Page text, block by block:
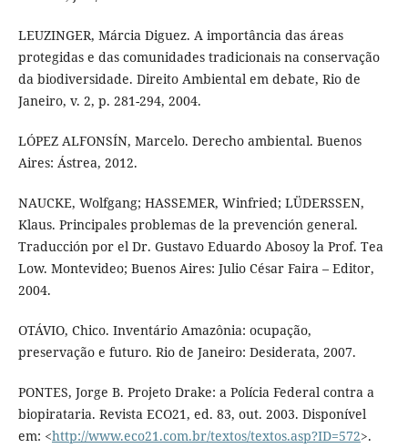
LEUZINGER, Márcia Diguez. A importância das áreas
protegidas e das comunidades tradicionais na conservação
da biodiversidade. Direito Ambiental em debate, Rio de
Janeiro, v. 2, p. 281-294, 2004.
LÓPEZ ALFONSÍN, Marcelo. Derecho ambiental. Buenos
Aires: Ástrea, 2012.
NAUCKE, Wolfgang; HASSEMER, Winfried; LÜDERSSEN,
Klaus. Principales problemas de la prevención general.
Traducción por el Dr. Gustavo Eduardo Abosoy la Prof. Tea
Low. Montevideo; Buenos Aires: Julio César Faira – Editor,
2004.
OTÁVIO, Chico. Inventário Amazônia: ocupação,
preservação e futuro. Rio de Janeiro: Desiderata, 2007.
PONTES, Jorge B. Projeto Drake: a Polícia Federal contra a
biopirataria. Revista ECO21, ed. 83, out. 2003. Disponível
em: <http://www.eco21.com.br/textos/textos.asp?ID=572>.